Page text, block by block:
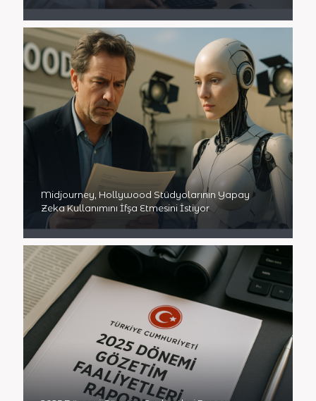
Midjourney, Hollywood Stüdyolarının Yapay
Zeka Kullanımını İfşa Etmesini İstiyor